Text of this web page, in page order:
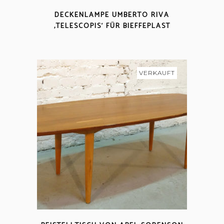
DECKENLAMPE UMBERTO RIVA
‚TELESCOPIS‘ FÜR BIEFFEPLAST
VERKAUFT